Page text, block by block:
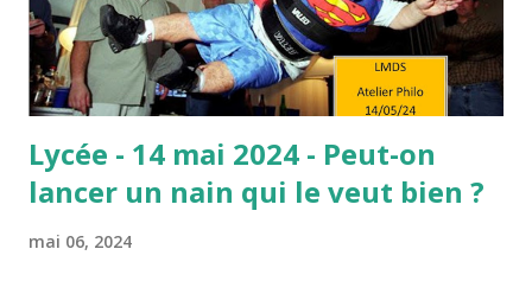
nécessairement, et donc que celles et ceux qui réussissent
le méritent car il suffit de ...
Lycée - 14 mai 2024 - Peut-on
lancer un nain qui le veut bien ?
mai 06, 2024